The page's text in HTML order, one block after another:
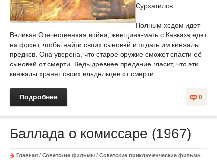
Сурхатилов
Полным ходом идет
Великая Отечественная война, женщина-мать с Кавказа едет
на фронт, чтобы найти своих сыновей и отдать им кинжалы
предков. Она уверена, что старое оружие сможет спасти её
сыновей от смерти. Ведь древнее предание гласит, что эти
кинжалы хранят своих владельцев от смерти.
0
Подробнее
Баллада о комиссаре (1967)
Главная / Советские фильмы / Советские приключенческие фильмы